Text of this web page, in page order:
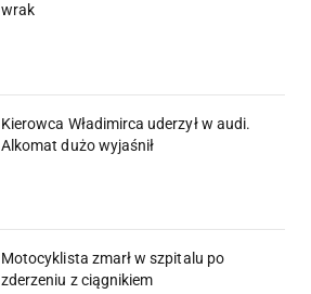
wrak
Kierowca Władimirca uderzył w audi.
Alkomat dużo wyjaśnił
Motocyklista zmarł w szpitalu po
zderzeniu z ciągnikiem